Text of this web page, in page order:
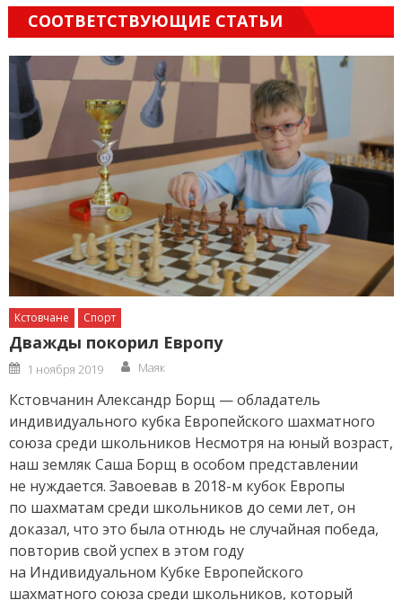
СООТВЕТСТВУЮЩИЕ СТАТЬИ
Кстовчане Спорт
Дважды покорил Европу
Posted
on
1 ноября 2019 Author
Маяк
Кстовчанин Александр Борщ — обладатель
индивидуального кубка Европейского шахматного
союза среди школьников Несмотря на юный возраст,
наш земляк Саша Борщ в особом представлении
не нуждается. Завоевав в 2018-м кубок Европы
по шахматам среди школьников до семи лет, он
доказал, что это была отнюдь не случайная победа,
повторив свой успех в этом году
на Индивидуальном Кубке Европейского
шахматного союза среди школьников, который